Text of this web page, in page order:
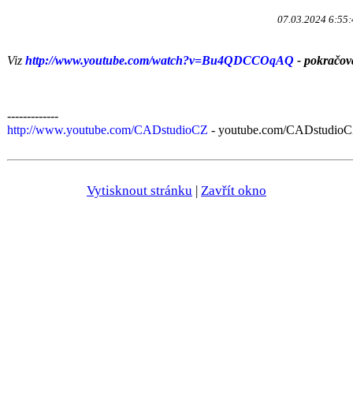
07.03.2024
Viz http://www.youtube.com/watch?v=Bu4QDCCOqAQ -
-------------
http://www.youtube.com/CADstudioCZ - youtube.com/
Vytisknout stránku | Zavřít okno